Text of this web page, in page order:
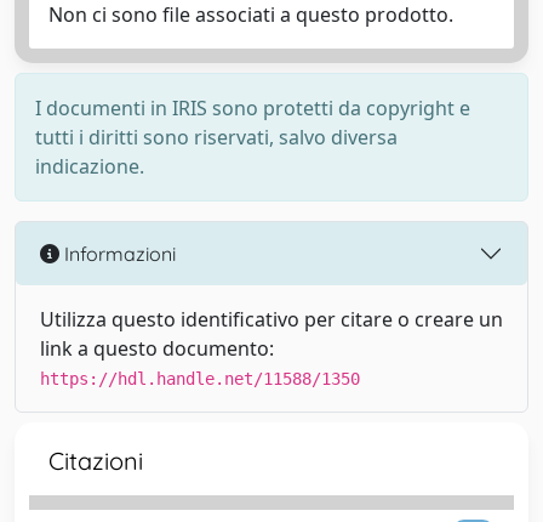
Non ci sono file associati a questo prodotto.
I documenti in IRIS sono protetti da copyright e
tutti i diritti sono riservati, salvo diversa
indicazione.
Informazioni
Utilizza questo identificativo per citare o creare un
link a questo documento:
https://hdl.handle.net/11588/1350
Citazioni